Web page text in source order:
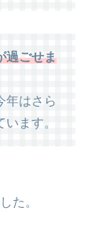
過ごせま
年はさら
ます。
た。